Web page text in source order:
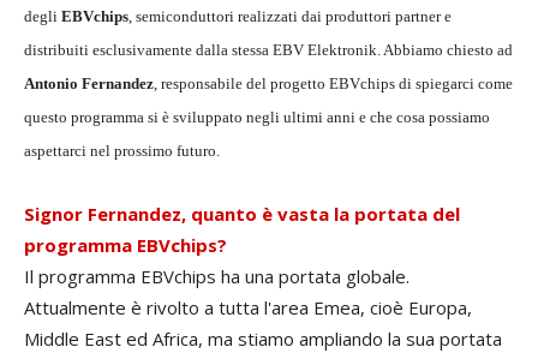
degli EBVchips, semiconduttori realizzati dai produttori partner e
distribuiti esclusivamente dalla stessa EBV Elektronik. Abbiamo chiesto ad
Antonio Fernandez, responsabile del progetto EBVchips di spiegarci come
questo programma si è sviluppato negli ultimi anni e che cosa possiamo
aspettarci nel prossimo futuro.
Signor Fernandez, quanto è vasta la portata del
programma EBVchips?
Il programma EBVchips ha una portata globale.
Attualmente è rivolto a tutta l'area Emea, cioè Europa,
Middle East ed Africa, ma stiamo ampliando la sua portata